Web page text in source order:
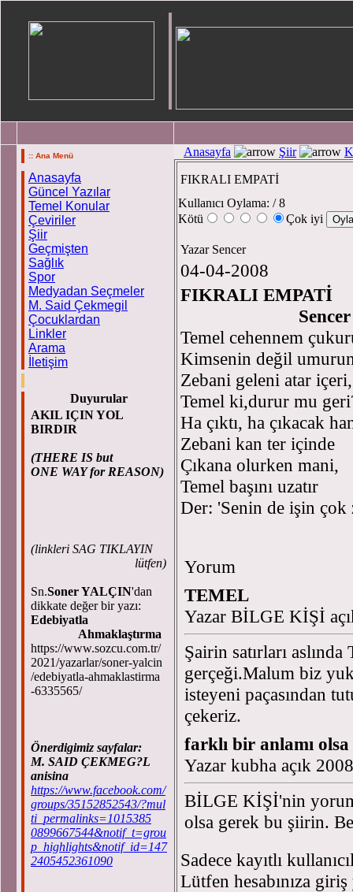
:: Ana Menü
Anasayfa
Güncel Yazılar
Temel Konular
Çeviriler
Şiir
Geçmişten
Sağlık
Spor
Medyadan Seçmeler
M. Said Çekmegil
Çocuklardan
Linkler
Arama
İletişim
Duyurular
AKIL IÇIN YOL
BIRDIR
(THERE IS but
ONE WAY for REASON)
(linkleri SAG TIKLAYIN
lütfen)
Sn.Soner YALÇIN'dan
dikkate değer bir yazı:
Edebiyatla
Ahmaklaştırma
https://www.sozcu.com.tr/
2021/yazarlar/soner-yalcin
/edebiyatla-ahmaklastirma
-6335565/
Önerdigimiz sayfalar:
M. SAID ÇEKMEG?L
anisina
https://www.facebook.com/
groups/35152852543/?mul
ti_permalinks=1015385
0899667544&notif_t=grou
p_highlights&notif_id=147
2405452361090
Anasayfa Şiir
FIKRALI EMPATİ
Kullanıcı Oylama: / 8
Kötü
Çok iyi
Yazar Sencer
04-04-2008
FIKRALI EMPATİ
Temel cehennem
Kimsenin değil
Zebani geleni atar içeri,
Temel ki,durur mu
Ha çıktı, ha çıkacak
Zebani kan ter içinde
Çıkana olurken mani,
Temel başını uzatır
Der: 'Senin
Yorum
TEMEL
Yazar BİLGE KİŞİ
Şairin satırları
gerçeği.Malum biz
isteyeni paçasından
çekeriz.
farklı bir anlamı
Yazar kubha açık
BİLGE KİŞİ'nin
olsa gerek bu şiirin.
Sadece kayıtlı
Lütfen hesabınıza